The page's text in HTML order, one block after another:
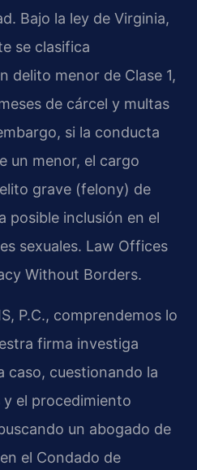
Bajo la ley de Virginia,
se clasifica
delito menor de Clase 1,
de cárcel y multas
si la conducta
un menor, el cargo
grave (felony) de
posible inclusión en el
sexuales. Law Offices
Without Borders.
P.C., comprendemos lo
firma investiga
caso, cuestionando la
el procedimiento
un abogado de
el Condado de